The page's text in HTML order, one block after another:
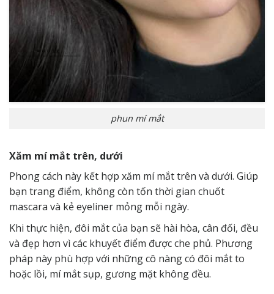
phun mí mắt
Xăm mí mắt trên, dưới
Phong cách này kết hợp xăm mí mắt trên và dưới. Giúp
bạn trang điểm, không còn tốn thời gian chuốt
mascara và kẻ eyeliner mỏng mỗi ngày.
Khi thực hiện, đôi mắt của bạn sẽ hài hòa, cân đối, đều
và đẹp hơn vì các khuyết điểm được che phủ. Phương
pháp này phù hợp với những cô nàng có đôi mắt to
hoặc lồi, mí mắt sụp, gương mặt không đều.